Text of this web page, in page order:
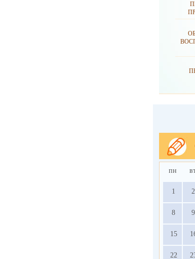
пн
1 2
8 9
15
22